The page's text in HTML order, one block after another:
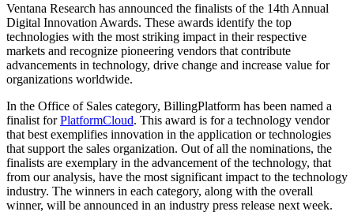
Ventana Research has announced the finalists of the 14th Annual
Digital Innovation Awards. These awards identify the top
technologies with the most striking impact in their respective
markets and recognize pioneering vendors that contribute
advancements in technology, drive change and increase value for
organizations worldwide.
In the Office of Sales category, BillingPlatform has been named a
finalist forPlatformCloud. This award is for a technology vendor
that best exemplifies innovation in the application or technologies
that support the sales organization. Out of all the nominations, the
finalists are exemplary in the advancement of the technology, that
from our analysis, have the most significant impact to the technology
industry. The winners in each category, along with the overall
winner, will be announced in an industry press release next week.